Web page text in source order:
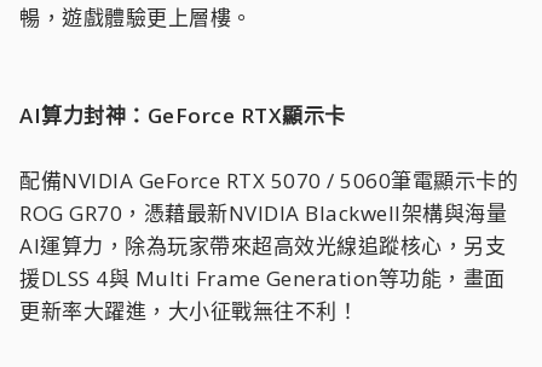
暢，遊戲體驗更上層樓。
AI算力封神：GeForce RTX顯示卡
配備NVIDIA GeForce RTX 5070 / 5060筆電顯示卡的
ROG GR70，憑藉最新NVIDIA Blackwell架構與海量
AI運算力，除為玩家帶來超高效光線追蹤核心，另支
援DLSS 4與 Multi Frame Generation等功能，畫面
更新率大躍進，大小征戰無往不利！